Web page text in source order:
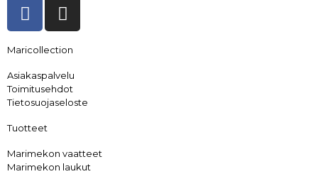
Maricollection
Asiakaspalvelu
Toimitusehdot
Tietosuojaseloste
Tuotteet
Marimekon vaatteet
Marimekon laukut